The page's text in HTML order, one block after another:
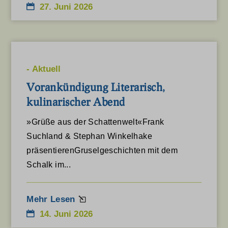
27. Juni 2026
Vorankündigung Literarisch,
kulinarischer Abend
14. Juni 2026
- Aktuell
»Grüße aus der Schattenwelt«Frank
Suchland & Stephan Winkelhake
präsentierenGruselgeschichten mit dem
Schalk im...
Mehr Lesen
www.gstatic.com
www.komoot.de
www.landesgartenschau-hoexter.de
www.leodesign.de
www.lwl.org
www.wanderbares-deutschland.de
www.westfaelischerheimatbund.de